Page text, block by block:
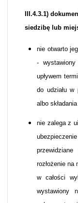
III.4.3.1)
siedzibę lub
nie otwarto
-
upływem
do udziału w
albo
nie zalega z
rozłożenie na
w całości
wystawiony